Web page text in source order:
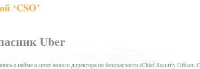
‘CSO’
Uber
о найме в штат нового директора по безопасности (Chief Security Officer,